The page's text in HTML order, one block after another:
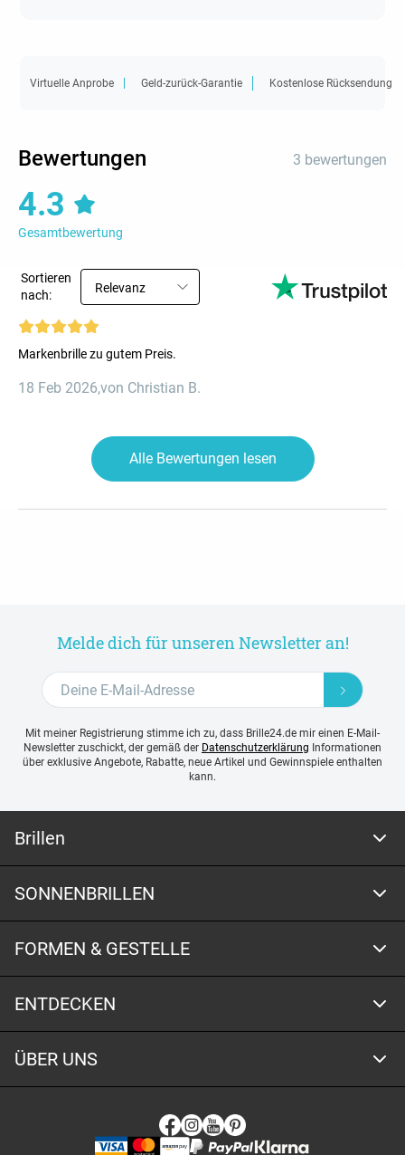
Virtuelle Anprobe Geld-zurück-Garantie Kostenlose Rücksendung
Bewertungen 3 bewertungen
4.3
Gesamtbewertung
Sortieren
nach:
Relevanz
Markenbrille zu gutem Preis.
18 Feb 2026,von Christian B.
Alle Bewertungen lesen
Melde dich für unseren Newsletter an!
Mit meiner Registrierung stimme ich zu, dass Brille24.de mir einen E-Mail-
Newsletter zuschickt, der gemäß der Datenschutzerklärung Informationen
über exklusive Angebote, Rabatte, neue Artikel und Gewinnspiele enthalten
kann.
Brillen
SONNENBRILLEN
FORMEN & GESTELLE
ENTDECKEN
ÜBER UNS